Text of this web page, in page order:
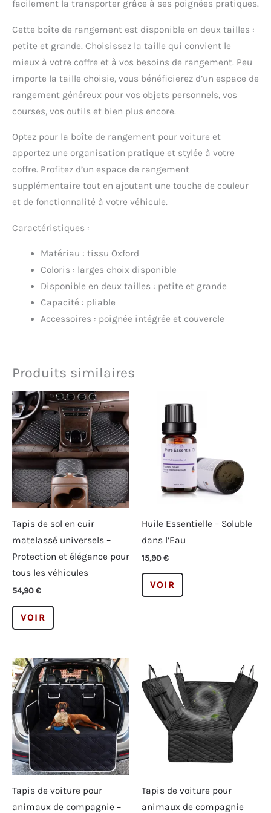
facilement la transporter grâce à ses poignées pratiques.
Cette boîte de rangement est disponible en deux tailles :
petite et grande. Choisissez la taille qui convient le
mieux à votre coffre et à vos besoins de rangement. Peu
importe la taille choisie, vous bénéficierez d’un espace de
rangement généreux pour vos objets personnels, vos
courses, vos outils et bien plus encore.
Optez pour la boîte de rangement pour voiture et
apportez une organisation pratique et stylée à votre
coffre. Profitez d’un espace de rangement
supplémentaire tout en ajoutant une touche de couleur
et de fonctionnalité à votre véhicule.
Caractéristiques :
Matériau : tissu Oxford
Coloris : larges choix disponible
Disponible en deux tailles : petite et grande
Capacité : pliable
Accessoires : poignée intégrée et couvercle
Produits similaires
Tapis de sol en cuir
matelassé universels –
Protection et élégance pour
tous les véhicules
54,90€
VOIR
Ce
plusieurs
variations.
Les
options
peuvent
être
sur
la
page
Huile Essentielle – Soluble
dans l’Eau
15,90€
VOIR
Ce
options
peuvent
être
choisies
sur
la
du
produit
Tapis de voiture pour
animaux de compagnie –
Tapis de voiture pour
animaux de compagnie